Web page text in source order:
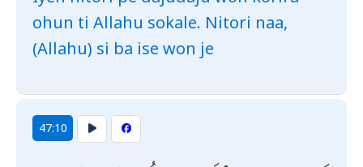
ohun ti Allahu sokale. Nitori naa,
(Allahu) si ba ise won je
47:10